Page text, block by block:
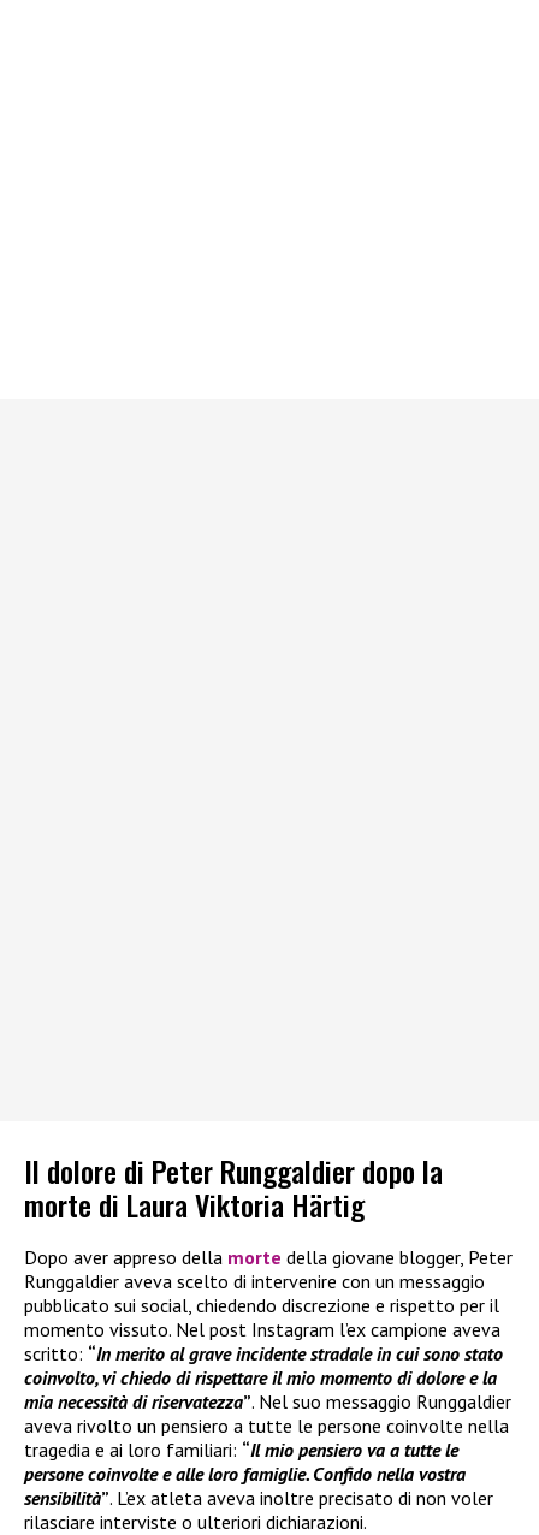
Il dolore di Peter Runggaldier dopo la
morte di Laura Viktoria Härtig
Dopo aver appreso della morte della giovane blogger, Peter
Runggaldier aveva scelto di intervenire con un messaggio
pubblicato sui social, chiedendo discrezione e rispetto per il
momento vissuto. Nel post Instagram l’ex campione aveva
scritto: “In merito al grave incidente stradale in cui sono stato
coinvolto, vi chiedo di rispettare il mio momento di dolore e la
mia necessità di riservatezza”. Nel suo messaggio Runggaldier
aveva rivolto un pensiero a tutte le persone coinvolte nella
tragedia e ai loro familiari: “Il mio pensiero va a tutte le
persone coinvolte e alle loro famiglie. Confido nella vostra
sensibilità”. L’ex atleta aveva inoltre precisato di non voler
rilasciare interviste o ulteriori dichiarazioni.